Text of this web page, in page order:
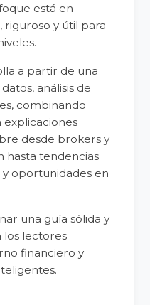
está en
y útil para
a partir de una
análisis de
combinando
desde brokers y
hasta tendencias
y oportunidades en
una guía sólida y
los lectores
financiero y